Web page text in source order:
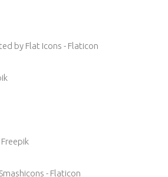
by Flat Icons - Flaticon
- Flaticon